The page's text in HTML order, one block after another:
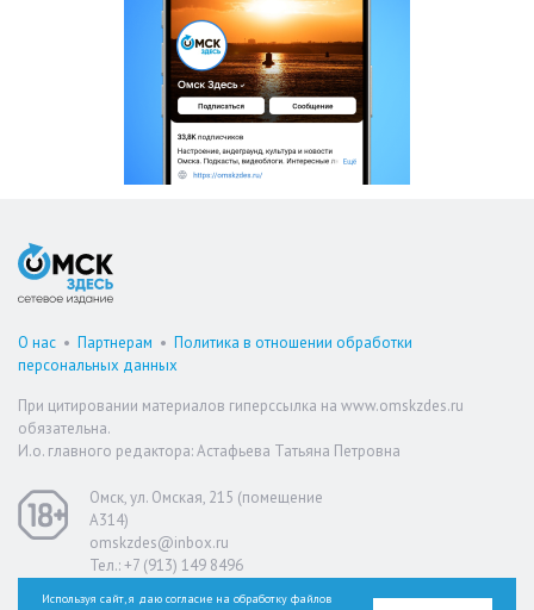
О нас • Партнерам • Политика в отношении обработки
персональных данных
При цитировании материалов гиперссылка на www.omskzdes.ru
обязательна.
И.о. главного редактора: Астафьева Татьяна Петровна
Омск, ул. Омская, 215 (помещение
А314)
omskzdes@inbox.ru
Тел.: +7 (913) 149 8496
Используя сайт, я даю согласие на обработку файлов